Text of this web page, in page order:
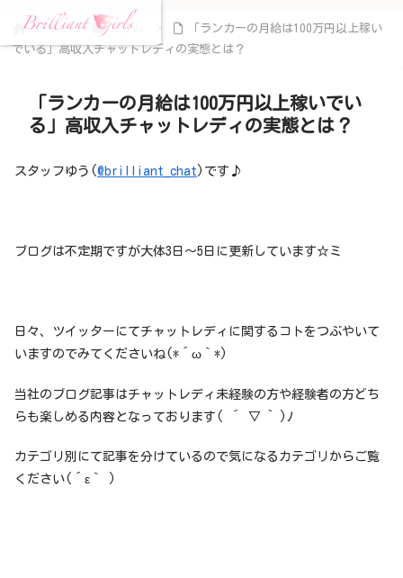
ホーム コラム
「ランカーの月給は100万円以上稼い
でいる」高収入チャットレディの実態とは？
「ランカーの月給は100万円以上稼いでい
る」高収入チャットレディの実態とは？
スタッフゆう(@brilliant_chat )です♪
ブログは不定期ですが大体3日～5日に更新しています☆ミ
日々、ツイッターにてチャットレディに関するコトをつぶやいて
いますのでみてくださいね(*´ω｀*)
当社のブログ記事はチャットレディ未経験の方や経験者の方どち
らも楽しめる内容となっております( ´ ▽ ` )ﾉ
カテゴリ別にて記事を分けているので気になるカテゴリからご覧
ください(´ε｀ )